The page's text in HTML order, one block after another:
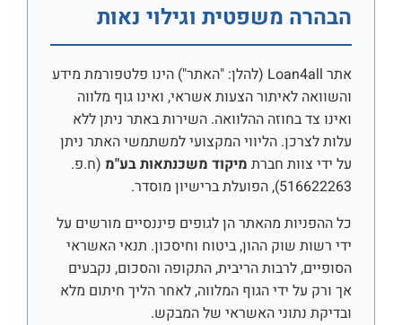
הבהרה משפטית וגילוי נאות
אתר Loan4all (להלן: "האתר") הינו פלטפורמת מידע
והשוואה לאיתור הצעות אשראי, ואינו גוף מלווה
ואינו צד בחוזה ההלוואה. השירות באתר ניתן ללא
עלות לצרכן. הליווי המקצועי למשתמשי האתר ניתן
על ידי צוות חברת מיקוד משכנתאות בע"מ (ח.פ.
516622263), הפועלת ברישיון מוסדר.
כל ההפניות מהאתר הן לגופים פיננסיים מורשים על
ידי רשות שוק ההון, ביטוח וחיסכון. תנאי האשראי
הסופיים, לרבות הריבית, התקופה והסכום, נקבעים
אך ורק על ידי הגוף המלווה, לאחר הליך חיתום מלא
ובדיקת נתוני האשראי של המבקש.